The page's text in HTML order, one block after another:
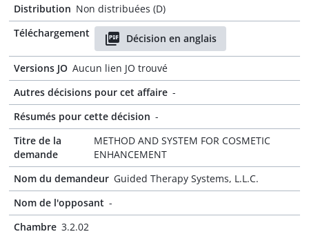
Distribution Non distribuées (D)
Téléchargement
Décision en anglais
Versions JO Aucun lien JO trouvé
Autres décisions pour cet affaire -
Résumés pour cette décision -
Titre de la
demande
METHOD AND SYSTEM FOR COSMETIC
ENHANCEMENT
Nom du demandeur Guided Therapy Systems, L.L.C.
Nom de l'opposant -
Chambre 3.2.02